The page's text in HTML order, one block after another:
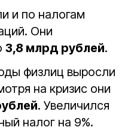
и по налогам
Они
3,8 млрд рублей.
физлиц выросли
на кризис они
. Увеличился
налог на 9%.